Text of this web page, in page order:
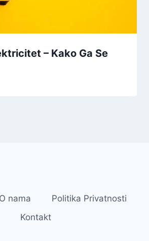
– Kako Ga Se
O nama
Politika Privatnosti
Kontakt